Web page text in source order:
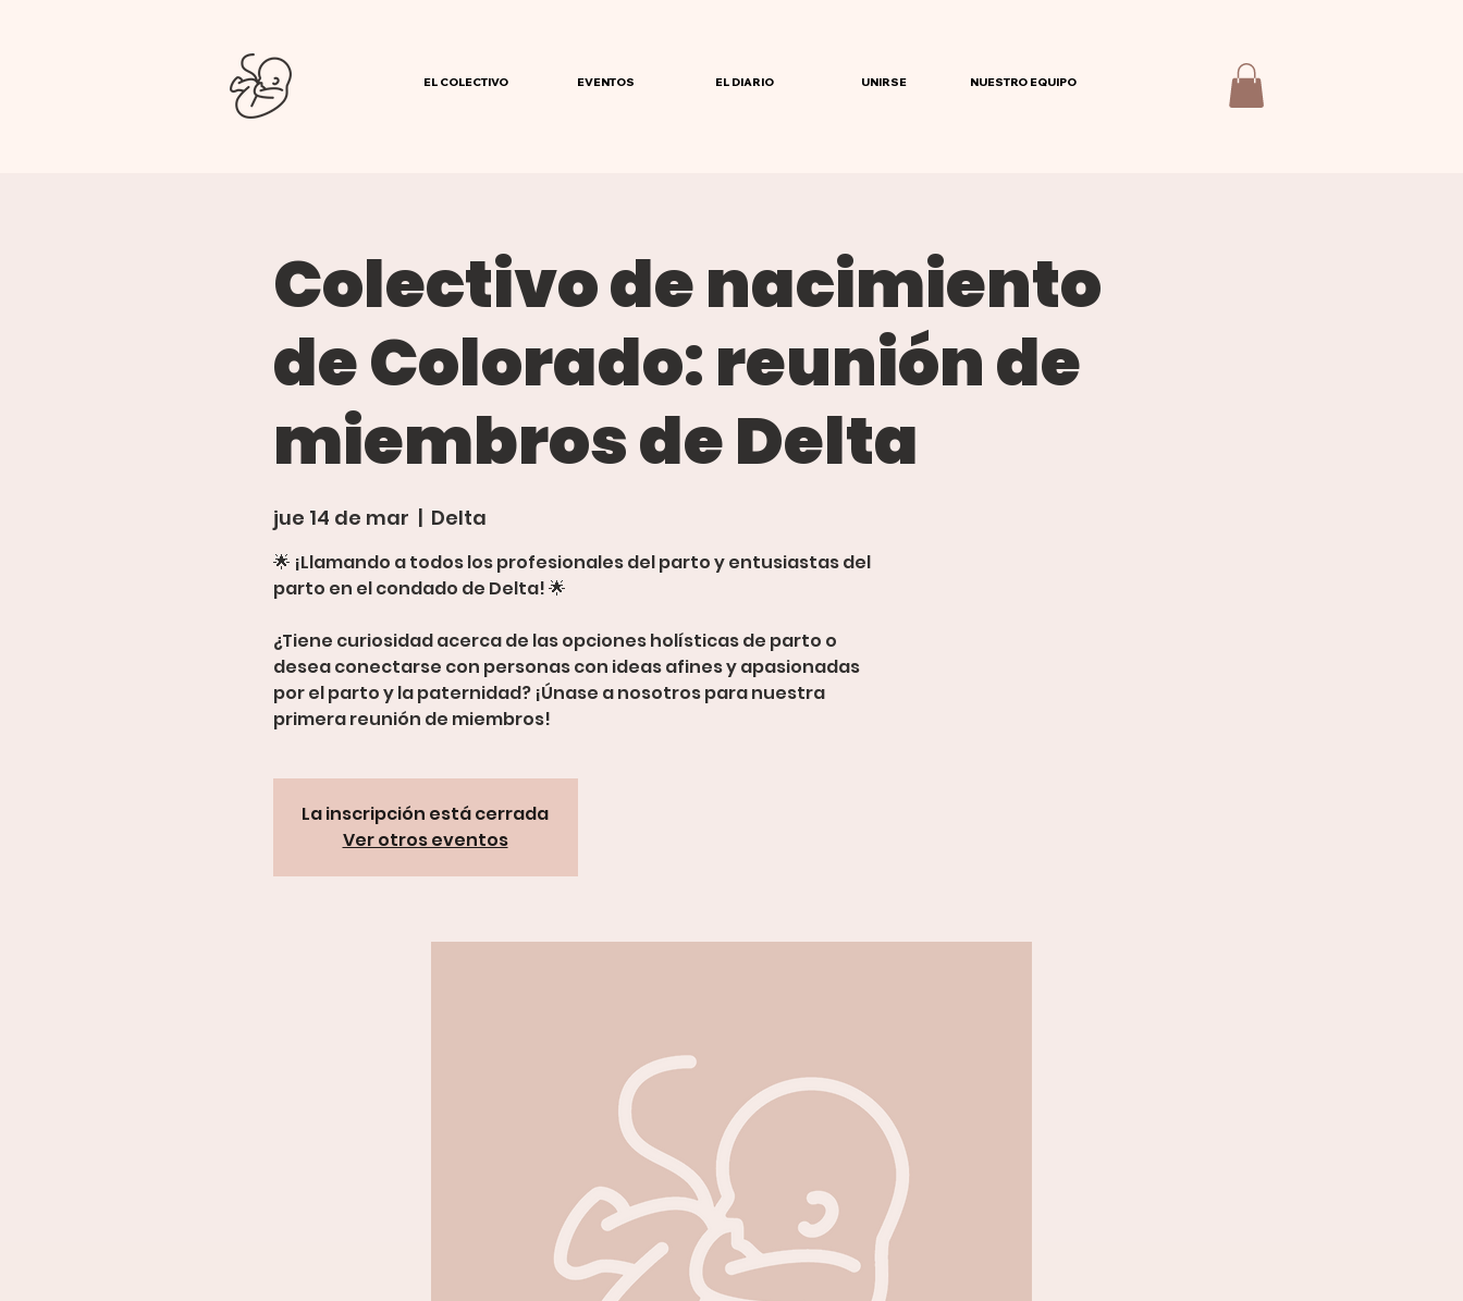
EL COLECTIVO EVENTOS EL DIARIO UNIRSE NUESTRO EQUIPO
Colectivo de nacimiento
de Colorado: reunión de
miembros de Delta
jue 14 de mar
  |
Delta
🌟 ¡Llamando a todos los profesionales del parto y entusiastas del
parto en el condado de Delta! 🌟
¿Tiene curiosidad acerca de las opciones holísticas de parto o
desea conectarse con personas con ideas afines y apasionadas
por el parto y la paternidad? ¡Únase a nosotros para nuestra
primera reunión de miembros!
La inscripción está cerrada
Ver otros eventos